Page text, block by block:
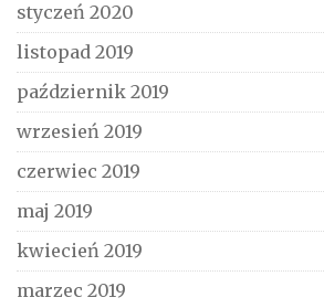
styczeń 2020
listopad 2019
październik 2019
wrzesień 2019
czerwiec 2019
maj 2019
kwiecień 2019
marzec 2019